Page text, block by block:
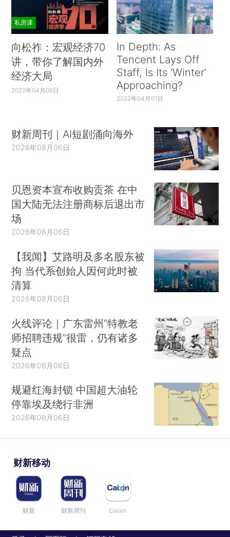
私房课
向松祚：宏观经济70
讲，带你了解国内外
经济大局
2022年04月06日
In Depth: As
Tencent Lays Off
Staff, Is Its ‘Winter’
Approaching?
2022年04月01日
财新周刊｜AI短剧涌向海外
2026年08月06日
贝恩资本宣布收购贡茶 在中
国大陆无法注册商标后退出市
场
2026年08月06日
【我闻】艾路明及多名股东被
拘 当代系创始人因何此时被
清算
2026年08月06日
火线评论｜广东雷州“特教老
师招聘违规”很雷，仍有诸多
疑点
2026年08月06日
规避红海封锁 中国超大油轮
停靠埃及绕行非洲
2026年08月06日
财新移动
财新 财新周刊 Caixin